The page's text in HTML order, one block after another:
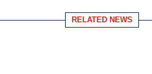
RELATED NEWS